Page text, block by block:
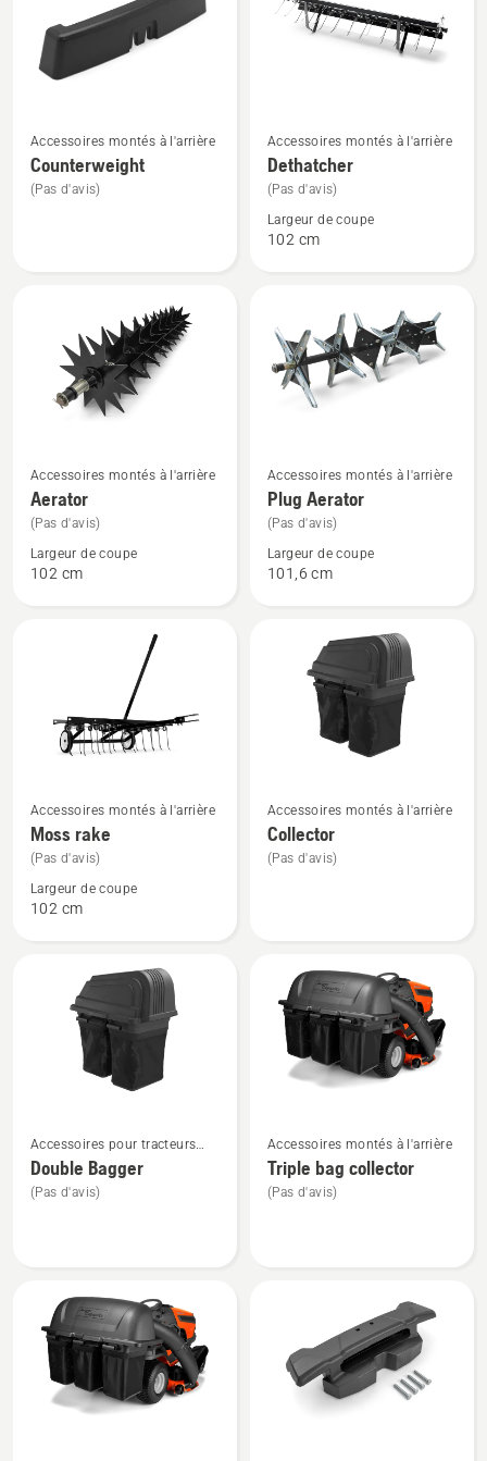
plus
de
détails
Accessoires montés à l'arrière
Counterweight
(Pas d'avis)
plus
de
détails
sur
Accessoires montés à l'arrière
Dethatcher
(Pas d'avis)
Largeur de coupe
102 cm
plus
de
détails
sur
Accessoires montés à l'arrière
Aerator
(Pas d'avis)
Largeur de coupe
102 cm
plus
de
détails
sur
Accessoires montés à l'arrière
Plug Aerator
(Pas d'avis)
Largeur de coupe
101,6 cm
plus
de
détails
sur
Accessoires montés à l'arrière
Moss rake
(Pas d'avis)
Largeur de coupe
102 cm
plus
de
détails
Accessoires montés à l'arrière
Collector
(Pas d'avis)
plus
de
détails
Accessoires pour tracteurs
tondeuses montés à l'arrière
Double Bagger
(Pas d'avis)
plus
détails
Accessoires montés à l'arrière
Triple bag collector
(Pas d'avis)